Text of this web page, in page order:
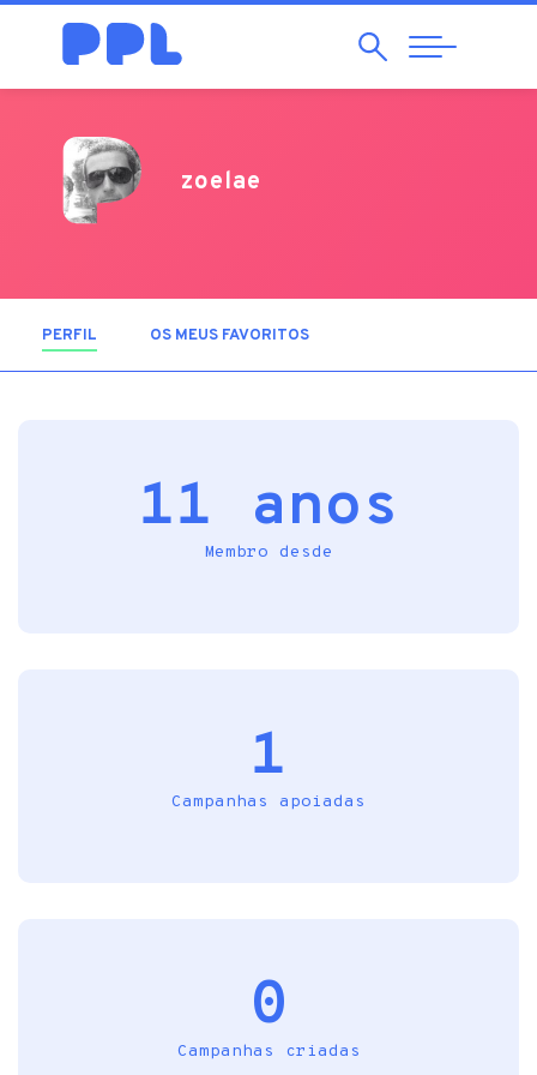
Pesquisar
Abrir
Navegação
zoelae
PERFIL (SEPARADOR ATIVO)
OS MEUS FAVORITOS
11 anos
Membro desde
1
Campanhas apoiadas
0
Campanhas criadas